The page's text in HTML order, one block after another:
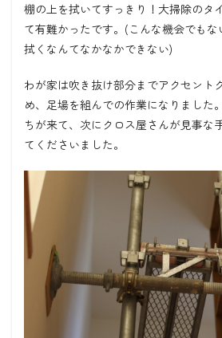
棚の上を拭いてすっきり！大掃除のタ
て有難かったです。 ( こんな機会でも
拭くなんてなかなかできない)
わが家は吹き抜け部分までアクセント
め、足場を組んでの作業になりました
ちが来て、次にクロス屋さんが見事な
てくださいました。